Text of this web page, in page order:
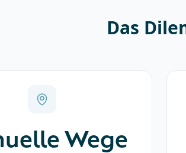
Das
Wege